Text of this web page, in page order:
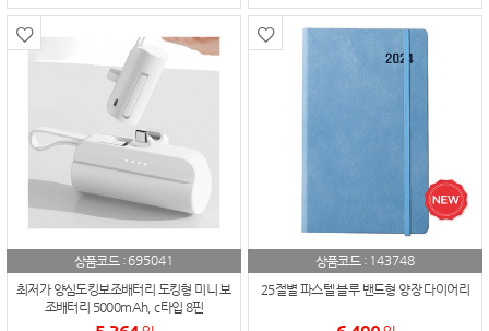
상품코드 : 695041
최저가 양심도킹보조배터리 도킹형 미니 보
조배터리 5000mAh, c타입 8핀
상품코드 : 143748
25절별 파스텔 블루 밴드형 양장 다이어리